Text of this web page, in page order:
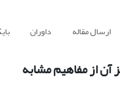
ارسال مقاله داوران
از مفاهیم مشابه